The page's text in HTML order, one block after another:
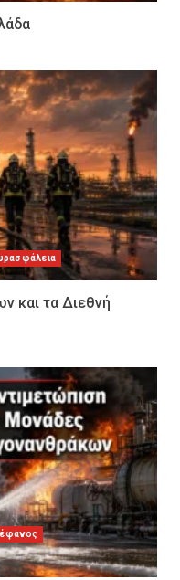
και τα Διεθνή
να
ή για να